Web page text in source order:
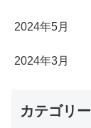
2024年5月
2024年3月
カテゴリー